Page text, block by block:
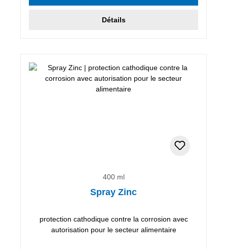
Détails
400 ml
Spray Zinc
protection cathodique contre la corrosion avec
autorisation pour le secteur alimentaire